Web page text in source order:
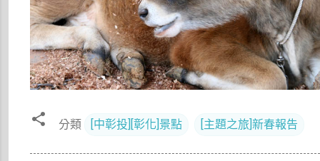
分類 [中彰投][彰化]景點 [主題之旅]新春報告